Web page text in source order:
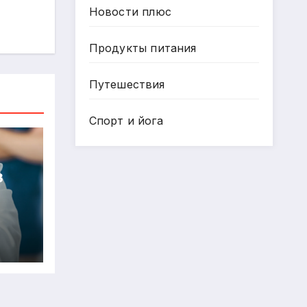
Новости плюс
Продукты питания
Путешествия
Спорт и йога